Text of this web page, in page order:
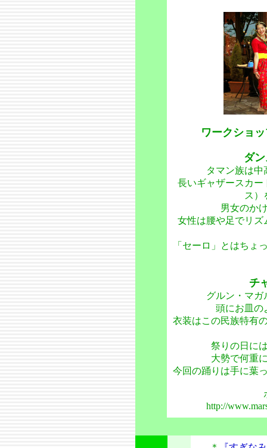
ワークショ
ダ
タマン族は
長いギャザースカー
ス）
男女のか
女性は腰や足でリズ
「セーロ」とはちょ
チ
グルン・マガ
頭にお皿の
衣装はこの民族特有
祭りの日に
大勢で何重
今回の踊りは手に葉
http://